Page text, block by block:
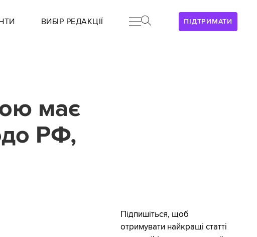
ПІДТРИМАТИ
ВИБІР РЕДАКЦІЇ
має
РФ,
Підпишіться, щоб
отримувати найкращі статті